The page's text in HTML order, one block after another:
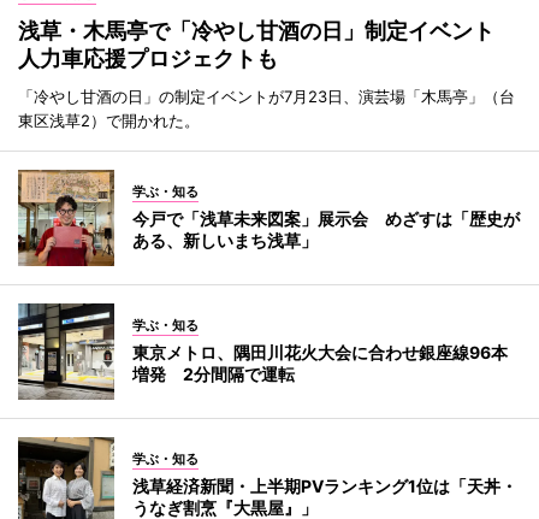
浅草・木馬亭で「冷やし甘酒の日」制定イベント
人力車応援プロジェクトも
「冷やし甘酒の日」の制定イベントが7月23日、演芸場「木馬亭」（台
東区浅草2）で開かれた。
学ぶ・知る
今戸で「浅草未来図案」展示会 めざすは「歴史が
ある、新しいまち浅草」
学ぶ・知る
東京メトロ、隅田川花火大会に合わせ銀座線96本
増発 2分間隔で運転
学ぶ・知る
浅草経済新聞・上半期PVランキング1位は「天丼・
うなぎ割烹『大黒屋』」